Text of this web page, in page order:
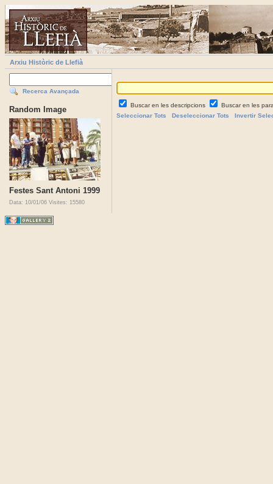
Arxiu Històric de Llefià
Recerca Avançada
Random Image
Festes Sant Antoni 1999
Data: 10/01/06 Visites: 15580
Buscar en les descripcions
Buscar en les
Seleccionar Tots
Deseleccionar Tots Invertir